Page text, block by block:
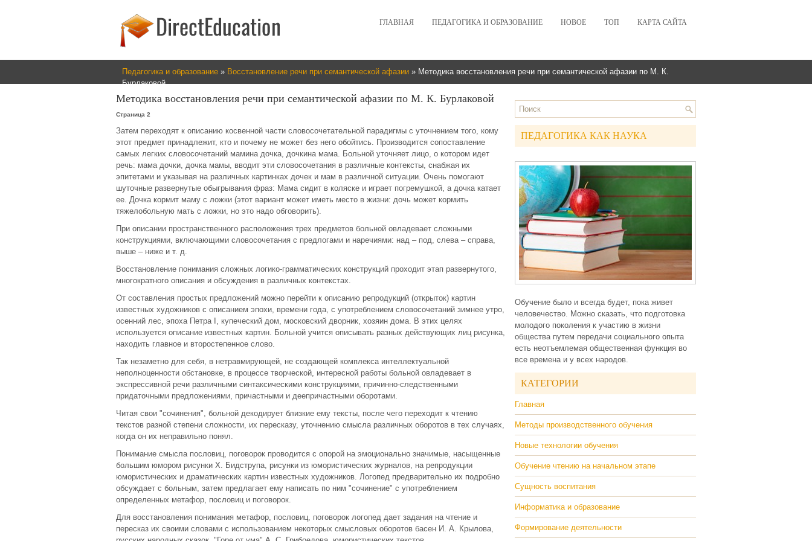
ГЛАВНАЯ ПЕДАГОГИКА И ОБРАЗОВАНИЕ НОВОЕ ТОП КАРТА САЙТА
Педагогика и образование » Восстановление речи при семантической афазии » Методика восстановления речи при семантической афазии по М. К.
Бурлаковой
Методика восстановления речи при семантической афазии по М. К. Бурлаковой
Страница 2
Затем переходят к описанию косвенной части словосочетательной парадигмы с уточнением того, кому
этот предмет принадлежит, кто и почему не может без него обойтись. Производится сопоставление
самых легких словосочетаний мамина дочка, дочкина мама. Больной уточняет лицо, о котором идет
речь: мама дочки, дочка мамы, вводит эти словосочетания в различные контексты, снабжая их
эпитетами и указывая на различных картинках дочек и мам в различной ситуации. Очень помогают
шуточные развернутые обыгрывания фраз: Мама сидит в коляске и играет погремушкой, а дочка катает
ее. Дочка кормит маму с ложки (этот вариант может иметь место в жизни: дочь может кормить
тяжелобольную мать с ложки, но это надо обговорить).
При описании пространственного расположения трех предметов больной овладевает сложными
конструкциями, включающими словосочетания с предлогами и наречиями: над – под, слева – справа,
выше – ниже и т. д.
Восстановление понимания сложных логико-грамматических конструкций проходит этап развернутого,
многократного описания и обсуждения в различных контекстах.
От составления простых предложений можно перейти к описанию репродукций (открыток) картин
известных художников с описанием эпохи, времени года, с употреблением словосочетаний зимнее утро,
осенний лес, эпоха Петра I, купеческий дом, московский дворник, хозяин дома. В этих целях
используется описание известных картин. Больной учится описывать разных действующих лиц рисунка,
находить главное и второстепенное слово.
Так незаметно для себя, в нетравмирующей, не создающей комплекса интеллектуальной
неполноценности обстановке, в процессе творческой, интересной работы больной овладевает в
экспрессивной речи различными синтаксическими конструкциями, причинно-следственными
придаточными предложениями, причастными и деепричастными оборотами.
Читая свои "сочинения", больной декодирует близкие ему тексты, после чего переходит к чтению
текстов разной степени сложности, их пересказу, уточнению смысла различных оборотов в тех случаях,
когда он их неправильно понял.
Понимание смысла пословиц, поговорок проводится с опорой на эмоционально значимые, насыщенные
большим юмором рисунки Х. Бидструпа, рисунки из юмористических журналов, на репродукции
юмористических и драматических картин известных художников. Логопед предварительно их подробно
обсуждает с больным, затем предлагает ему написать по ним "сочинение" с употреблением
определенных метафор, пословиц и поговорок.
Для восстановления понимания метафор, пословиц, поговорок логопед дает задания на чтение и
пересказ их своими словами с использованием некоторых смысловых оборотов басен И. А. Крылова,
ПЕДАГОГИКА КАК НАУКА
Обучение было и всегда будет, пока живет
человечество. Можно сказать, что подготовка
молодого поколения к участию в жизни
общества путем передачи социального опыта
есть неотъемлемая общественная функция во
все времена и у всех народов.
КАТЕГОРИИ
Главная
Методы производственного обучения
Новые технологии обучения
Обучение чтению на начальном этапе
Сущность воспитания
Информатика и образование
Формирование деятельности